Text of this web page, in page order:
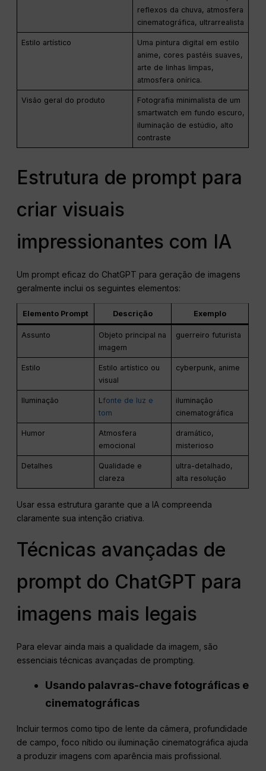
reflexos da chuva, atmosfera
cinematográfica, ultrarrealista
Estilo artístico
Uma pintura digital em estilo
anime, cores pastéis suaves,
arte de linhas limpas,
atmosfera onírica.
Visão geral do produto
Fotografia minimalista de um
smartwatch em fundo escuro,
iluminação de estúdio, alto
contraste
Estrutura de prompt para
criar visuais
impressionantes com IA
Um prompt eficaz do ChatGPT para geração de imagens
geralmente inclui os seguintes elementos:
Elemento Prompt Descrição Exemplo
Assunto
Objeto principal na
imagem
guerreiro futurista
Estilo
Estilo artístico ou
visual
cyberpunk, anime
Iluminação Lfonte de luz e
tom
iluminação
cinematográfica
Humor
Atmosfera
emocional
dramático,
misterioso
Detalhes
Qualidade e
clareza
ultra-detalhado,
alta resolução
Usar essa estrutura garante que a IA compreenda
claramente sua intenção criativa.
Técnicas avançadas de
prompt do ChatGPT para
imagens mais legais
Para elevar ainda mais a qualidade da imagem, são
essenciais técnicas avançadas de prompting.
Usando palavras-chave fotográficas e
cinematográficas
Incluir termos como tipo de lente da câmera, profundidade
de campo, foco nítido ou iluminação cinematográfica ajuda
a produzir imagens com aparência mais profissional.